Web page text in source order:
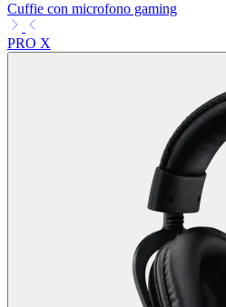
Cuffie con microfono gaming
PRO X